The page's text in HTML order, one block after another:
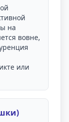
на
вовне,
или